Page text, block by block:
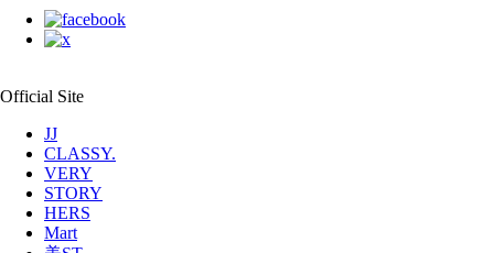
Official Site
JJ
CLASSY.
VERY
STORY
HERS
Mart